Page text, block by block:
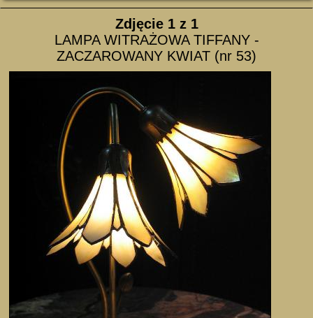
Zdjęcie 1z 1
LAMPA WITRAŻOWA TIFFANY -
ZACZAROWANY KWIAT (nr 53)